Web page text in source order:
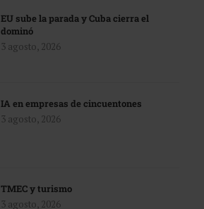
EU sube la parada y Cuba cierra el
dominó
3 agosto, 2026
IA en empresas de cincuentones
3 agosto, 2026
TMEC y turismo
3 agosto, 2026